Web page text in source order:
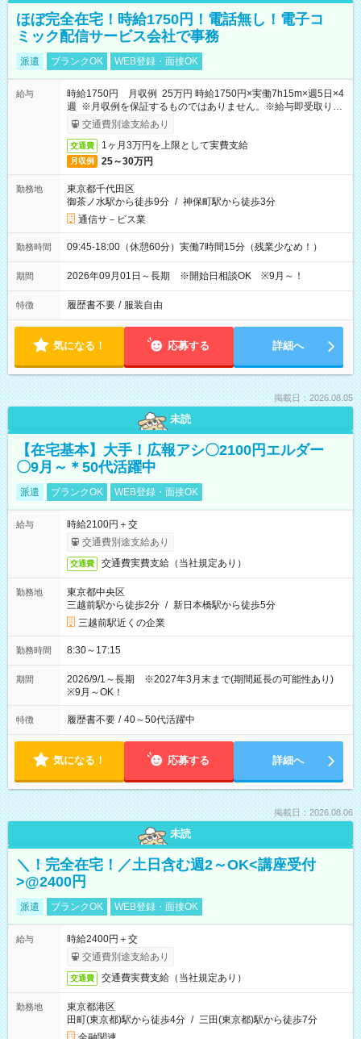
ほぼ完全在宅！時給1750円！電話無し！電子コ
ミック配信サービス会社で事務
派遣 ブランクOK WEB登録・面接OK
給与
時給1750円 月収例 25万円 時給1750円×実働7h15m×週5日×4
週 ※月収例を保証するものではありません。※給与即受取りサ
ービス利用可（利用条件有）
交通費別途支給あり
交通費 1ヶ月3万円を上限として実費支給
月収例 25～30万円
勤務地
東京都千代田区
御茶ノ水駅から徒歩9分 / 神保町駅から徒歩3分
通信サ－ビス業
勤務時間 09:45-18:00（休憩60分）実働7時間15分（残業少なめ！）
期間 2026年09月01日～長期 ※開始日相談OK ※9月～！
特徴 履歴書不要 / 服装自由
気になる！ 応募する 詳細へ
掲載日：2026.08.05
未読
【在宅基本】大手！広報アシ〇2100円エルダー
〇9月～＊50代活躍中
派遣 ブランクOK WEB登録・面接OK
給与
時給2100円＋交
交通費別途支給あり
交通費 交通費実費支給（当社規定あり）
勤務地
東京都中央区
三越前駅から徒歩2分 / 新日本橋駅から徒歩5分
三越前駅近くの企業
勤務時間 8:30～17:15
期間
2026/9/1～長期 ※2027年3月末まで(期間延長の可能性あり)
※9月～OK！
特徴 履歴書不要 / 40～50代活躍中
気になる！ 応募する 詳細へ
掲載日：2026.08.06
未読
＼！完全在宅！／土日含む週2～OK<講座受付
>@2400円
派遣 ブランクOK WEB登録・面接OK
給与
時給2400円＋交
交通費別途支給あり
交通費 交通費実費支給（当社規定あり）
勤務地
東京都港区
田町(東京都)駅から徒歩4分 / 三田(東京都)駅から徒歩7分